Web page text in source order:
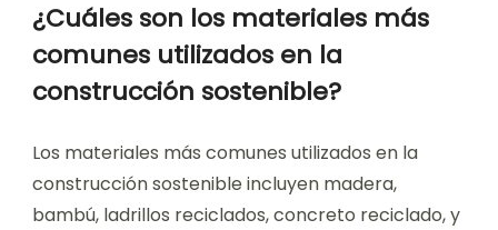
¿Cuáles son los materiales más
comunes utilizados en la
construcción sostenible?
Los materiales más comunes utilizados en la
construcción sostenible incluyen madera,
bambú, ladrillos reciclados, concreto reciclado, y